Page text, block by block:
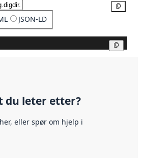
JSON-LD
du leter etter?
eller spør om hjelp i